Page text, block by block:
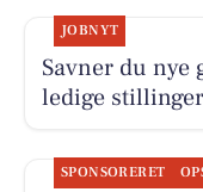
JOBNYT
Savner du nye
ledige
SPONSORERET